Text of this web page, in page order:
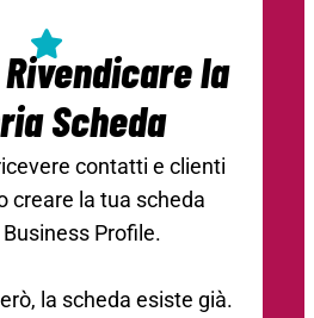
la
Scheda
contatti e clienti
creare la tua scheda
Business Profile.
la scheda esiste già.